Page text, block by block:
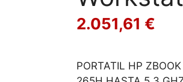
2.051,61 €
PORTATIL HP